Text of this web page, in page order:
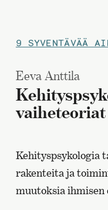
9 SYVENTÄVÄÄ
Eeva Anttila
vaiheteoriat
Kehityspsykologia
rakenteita ja
muutoksia ihmisen